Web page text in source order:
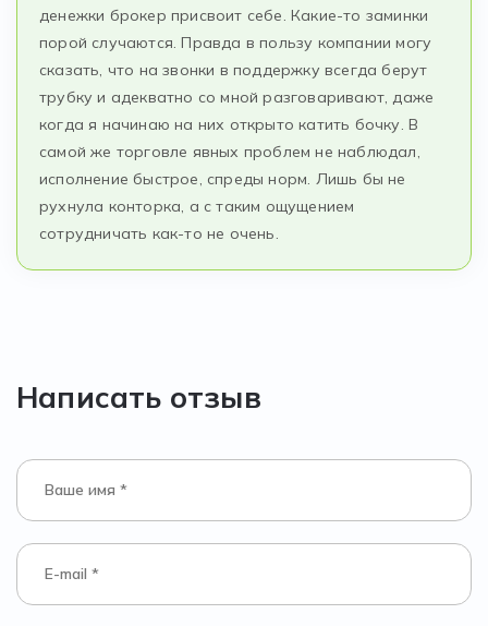
денежки брокер присвоит себе. Какие-то заминки
порой случаются. Правда в пользу компании могу
сказать, что на звонки в поддержку всегда берут
трубку и адекватно со мной разговаривают, даже
когда я начинаю на них открыто катить бочку. В
самой же торговле явных проблем не наблюдал,
исполнение быстрое, спреды норм. Лишь бы не
рухнула конторка, а с таким ощущением
сотрудничать как-то не очень.
Написать отзыв